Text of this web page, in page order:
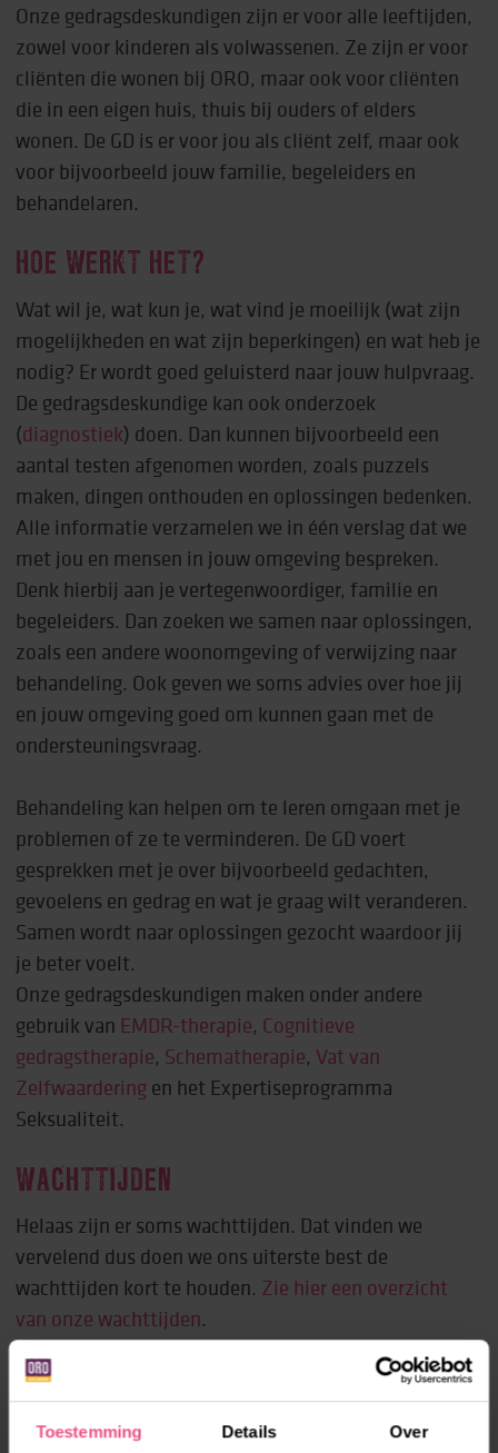
Toestemming Details Over
Onze gedragsdeskundigen zijn er voor alle leeftijden,
zowel voor kinderen als volwassenen. Ze zijn er voor
cliënten die wonen bij ORO, maar ook voor cliënten
die in een eigen huis, thuis bij ouders of elders
wonen. De GD is er voor jou als cliënt zelf, maar ook
voor bijvoorbeeld jouw familie, begeleiders en
behandelaren.
HOE WERKT HET?
Wat wil je, wat kun je, wat vind je moeilijk (wat zijn
mogelijkheden en wat zijn beperkingen) en wat heb je
nodig? Er wordt goed geluisterd naar jouw hulpvraag.
De gedragsdeskundige kan ook onderzoek
(diagnostiek) doen. Dan kunnen bijvoorbeeld een
aantal testen afgenomen worden, zoals puzzels
maken, dingen onthouden en oplossingen bedenken.
Alle informatie verzamelen we in één verslag dat we
met jou en mensen in jouw omgeving bespreken.
Denk hierbij aan je vertegenwoordiger, familie en
begeleiders. Dan zoeken we samen naar oplossingen,
zoals een andere woonomgeving of verwijzing naar
behandeling. Ook geven we soms advies over hoe jij
en jouw omgeving goed om kunnen gaan met de
ondersteuningsvraag.
Behandeling kan helpen om te leren omgaan met je
problemen of ze te verminderen. De GD voert
gesprekken met je over bijvoorbeeld gedachten,
gevoelens en gedrag en wat je graag wilt veranderen.
Samen wordt naar oplossingen gezocht waardoor jij
je beter voelt.
Onze gedragsdeskundigen maken onder andere
gebruik van EMDR-therapie, Cognitieve
gedragstherapie, Schematherapie, Vat van
Zelfwaardering en het Expertiseprogramma
Seksualiteit.
WACHTTIJDEN
Helaas zijn er soms wachttijden. Dat vinden we
vervelend dus doen we ons uiterste best de
wachttijden kort te houden. Zie hier een overzicht
van onze wachttijden.
Gedragsdeskundigen zijn onderdeel van
Lore,